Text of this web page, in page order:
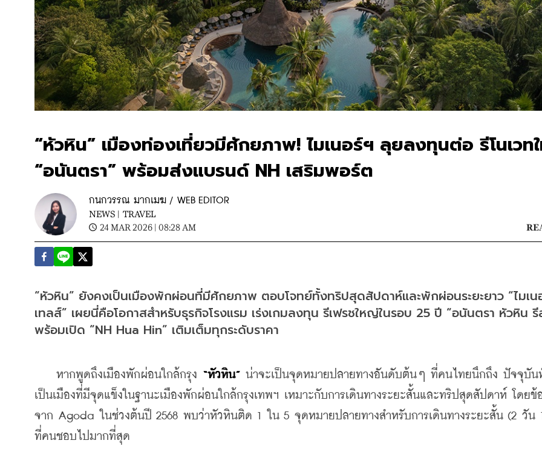
“หัวหิน” เมืองท่องเที่ยวมีศักยภาพ! ไมเนอร์ฯ ลุยลงทุนต่อ รีโนเว
“อนันตรา” พร้อมส่งแบรนด์ NH เสริมพอร์ต
กนกวรรณ มากเมฆ / WEB EDITOR
NEWS | TRAVEL
24 MAR 2026 | 08:28 AM
“หัวหิน” ยังคงเป็นเมืองพักผ่อนที่มีศักยภาพ ตอบโจทย์ทั้งทริปสุดสัปดาห์และพักผ่อนระยะยาว “ไมเน
เทลส์” เผยนี่คือโอกาสสำหรับธุรกิจโรงแรม เร่งเกมลงทุน รีเฟรชใหญ่ในรอบ 25 ปี “อนันตรา หัวหิน รี
พร้อมเปิด “NH Hua Hin” เติมเต็มทุกระดับราคา
หากพูดถึงเมืองพักผ่อนใกล้กรุง “หัวหิน” น่าจะเป็นจุดหมายปลายทางอันดับต้นๆ ที่คนไทยนึกถึง ปัจจุบัน
เป็นเมืองที่มีจุดแข็งในฐานะเมืองพักผ่อนใกล้กรุงเทพฯ เหมาะกับการเดินทางระยะสั้นและทริปสุดสัปดาห์ โดยข้
จาก Agoda ในช่วงต้นปี 2568 พบว่าหัวหินติด 1 ใน 5 จุดหมายปลายทางสำหรับการเดินทางระยะสั้น (2 วัน
ที่คนชอบไปมากที่สุด